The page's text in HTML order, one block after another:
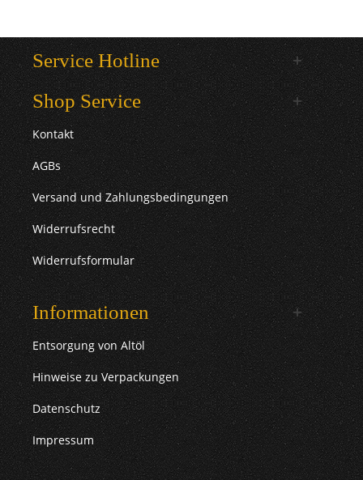
Service Hotline
Shop Service
Kontakt
AGBs
Versand und Zahlungsbedingungen
Widerrufsrecht
Widerrufsformular
Informationen
Entsorgung von Altöl
Hinweise zu Verpackungen
Datenschutz
Impressum